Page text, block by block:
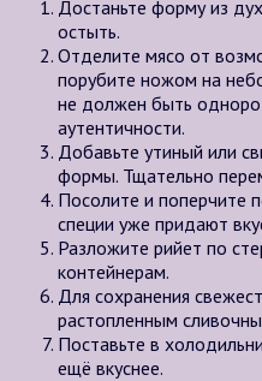
Достаньте форму из
остыть.
Отделите мясо от
порубите ножом на
не должен быть
аутентичности.
Добавьте утиный или
формы. Тщательно
Посолите и поперчите
специи уже придают
Разложите рийет по
контейнерам.
Для сохранения
растопленным
Поставьте в
ещё вкуснее.